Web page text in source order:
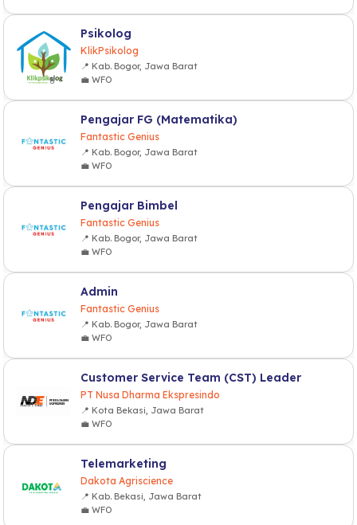
Psikolog
KlikPsikolog
📍 Kab. Bogor, Jawa Barat
💼 WFO
Pengajar FG (Matematika)
Fantastic Genius
📍 Kab. Bogor, Jawa Barat
💼 WFO
Pengajar Bimbel
Fantastic Genius
📍 Kab. Bogor, Jawa Barat
💼 WFO
Admin
Fantastic Genius
📍 Kab. Bogor, Jawa Barat
💼 WFO
Customer Service Team (CST) Leader
PT Nusa Dharma Ekspresindo
📍 Kota Bekasi, Jawa Barat
💼 WFO
Telemarketing
Dakota Agriscience
📍 Kab. Bekasi, Jawa Barat
💼 WFO